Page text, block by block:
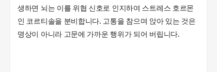
생하면 뇌는 이를 위협 신호로 인지하여 스트레스 호르몬
인 코르티솔을 분비합니다. 고통을 참으며 앉아 있는 것은
명상이 아니라 고문에 가까운 행위가 되어 버립니다.